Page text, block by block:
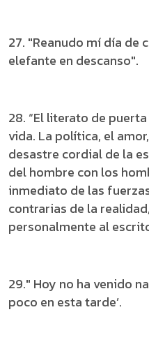
27. "Reanudo mí día de
elefante en descanso".
28. “El literato de
vida. La política, el
desastre cordial de la
del hombre con los
inmediato de las
contrarias de la
personalmente al
29." Hoy no ha venido
poco en esta tarde’.